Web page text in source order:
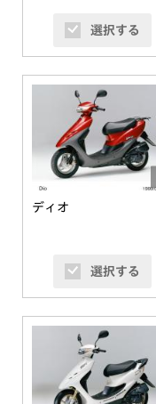
選択する
ディオ
選択する